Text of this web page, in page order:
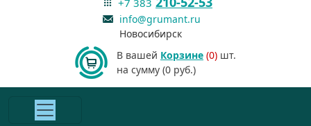
+7 383
info@grumant.ru
Новосибирск
В вашей Корзине (0) шт.
на сумму (0 руб.)